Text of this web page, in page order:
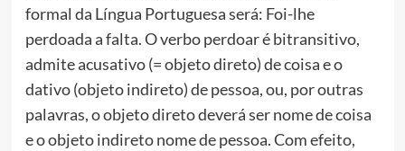
formal da Língua Portuguesa será: Foi-lhe
perdoada a falta. O verbo perdoar é bitransitivo,
admite acusativo (= objeto direto) de coisa e o
dativo (objeto indireto) de pessoa, ou, por outras
palavras, o objeto direto deverá ser nome de coisa
e o objeto indireto nome de pessoa. Com efeito,